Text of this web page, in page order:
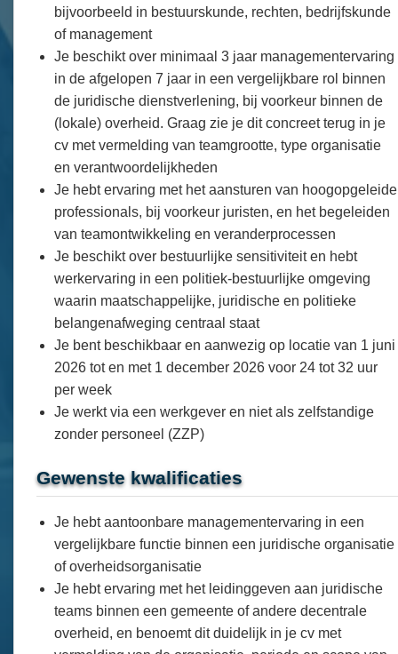
bijvoorbeeld in bestuurskunde, rechten, bedrijfskunde
of management
Je beschikt over minimaal 3 jaar managementervaring
in de afgelopen 7 jaar in een vergelijkbare rol binnen
de juridische dienstverlening, bij voorkeur binnen de
(lokale) overheid. Graag zie je dit concreet terug in je
cv met vermelding van teamgrootte, type organisatie
en verantwoordelijkheden
Je hebt ervaring met het aansturen van hoogopgeleide
professionals, bij voorkeur juristen, en het begeleiden
van teamontwikkeling en veranderprocessen
Je beschikt over bestuurlijke sensitiviteit en hebt
werkervaring in een politiek-bestuurlijke omgeving
waarin maatschappelijke, juridische en politieke
belangenafweging centraal staat
Je bent beschikbaar en aanwezig op locatie van 1 juni
2026 tot en met 1 december 2026 voor 24 tot 32 uur
per week
Je werkt via een werkgever en niet als zelfstandige
zonder personeel (ZZP)
Gewenste kwalificaties
Je hebt aantoonbare managementervaring in een
vergelijkbare functie binnen een juridische organisatie
of overheidsorganisatie
Je hebt ervaring met het leidinggeven aan juridische
teams binnen een gemeente of andere decentrale
overheid, en benoemt dit duidelijk in je cv met